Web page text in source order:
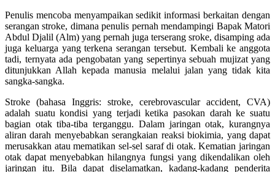
Penulis mencoba menyampaikan sedikit informasi berkaitan dengan
serangan stroke, dimana penulis pernah mendampingi Bapak Matori
Abdul Djalil (Alm) yang pernah juga terserang sroke, disamping ada
juga keluarga yang terkena serangan tersebut. Kembali ke anggota
tadi, ternyata ada pengobatan yang sepertinya sebuah mujizat yang
ditunjukkan Allah kepada manusia melalui jalan yang tidak kita
sangka-sangka.
Stroke (bahasa Inggris: stroke, cerebrovascular accident, CVA)
adalah suatu kondisi yang terjadi ketika pasokan darah ke suatu
bagian otak tiba-tiba terganggu. Dalam jaringan otak, kurangnya
aliran darah menyebabkan serangkaian reaksi biokimia, yang dapat
merusakkan atau mematikan sel-sel saraf di otak. Kematian jaringan
otak dapat menyebabkan hilangnya fungsi yang dikendalikan oleh
jaringan itu. Bila dapat diselamatkan, kadang-kadang penderita